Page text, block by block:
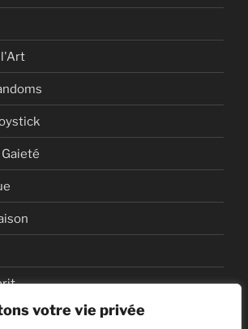
votre vie privée
l'Art